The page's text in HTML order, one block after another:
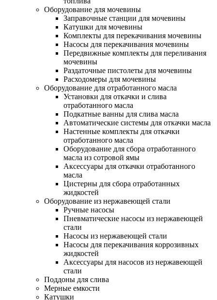
Оборудование для мочевины
Заправочные станции для мочевины
Катушки для мочевины
Комплекты для перекачивания мочевины
Насосы для перекачивания мочевины
Передвижные комплекты для переливания
мочевины
Раздаточные пистолеты для мочевины
Расходомеры для мочевины
Оборудование для отработанного масла
Установки для откачки и слива
отработанного масла
Подкатные ванны для слива масла
Автоматические системы для откачки масла
Настенные комплекты для откачки
отработанного масла
Оборудование для сбора отработанного
масла из сотровой ямы
Аксессуары для откачки отработанного
масла
Цистерны для сбора отработанных
жидкостей
Оборудование из нержавеющей стали
Ручные насосы
Пневматические насосы из нержавеющей
стали
Насосы из нержавеющей стали
Насосы для перекачивания коррозивных
жидкостей
Аксессуары для насосов из нержавеющей
стали
Поддоны для слива
Мерные емкости
Катушки